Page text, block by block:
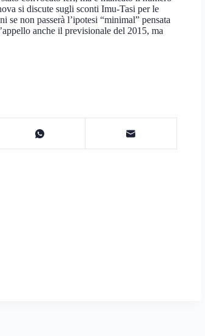
si discute sugli sconti Imu-Tasi per le
non passerà l’ipotesi “minimal” pensata
anche il previsionale del 2015, ma